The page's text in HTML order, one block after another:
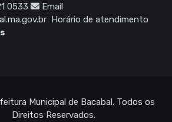
0533
Email
Horário de atendimento
Municipal de Bacabal. Todos os
Direitos Reservados.